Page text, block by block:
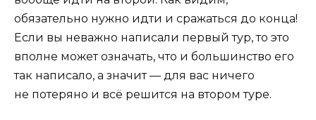
обязательно нужно идти и сражаться до конца!
Если вы неважно написали первый тур, то это
вполне может означать, что и большинство его
так написало, а значит — для вас ничего
не потеряно и всё решится на втором туре.